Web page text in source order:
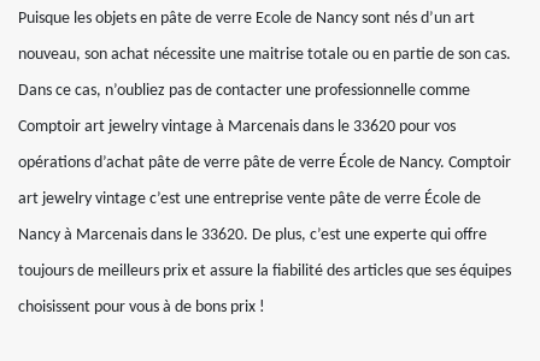
Puisque les objets en pâte de verre Ecole de Nancy sont nés d’un art
nouveau, son achat nécessite une maitrise totale ou en partie de son cas.
Dans ce cas, n’oubliez pas de contacter une professionnelle comme
Comptoir art jewelry vintage à Marcenais dans le 33620 pour vos
opérations d’achat pâte de verre pâte de verre École de Nancy. Comptoir
art jewelry vintage c’est une entreprise vente pâte de verre École de
Nancy à Marcenais dans le 33620. De plus, c’est une experte qui offre
toujours de meilleurs prix et assure la fiabilité des articles que ses équipes
choisissent pour vous à de bons prix !